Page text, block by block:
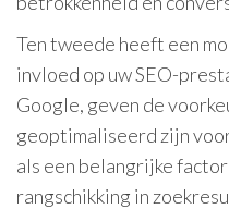
Ten tweede heeft een
invloed op uw SEO-
Google, geven de
geoptimaliseerd zijn
als een belangrijke
rangschikking in